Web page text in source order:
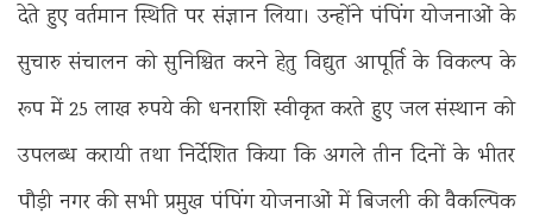
देते हुए वर्तमान स्थिति पर संज्ञान लिया। उन्होंने पंपिंग योजनाओं के
सुचारु संचालन को सुनिश्चित करने हेतु विद्युत आपूर्ति के विकल्प के
रूप में 25 लाख रुपये की धनराशि स्वीकृत करते हुए जल संस्थान को
उपलब्ध करायी तथा निर्देशित किया कि अगले तीन दिनों के भीतर
पौड़ी नगर की सभी प्रमुख पंपिंग योजनाओं में बिजली की वैकल्पिक